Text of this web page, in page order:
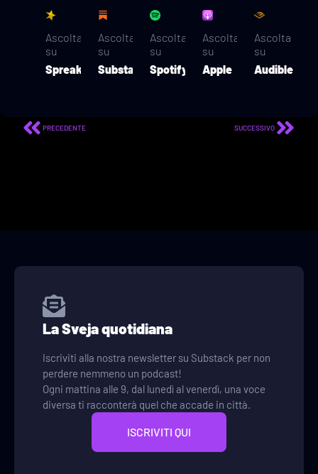
Ascolta
su
Spreaker
Ascolta
su
Substack
Ascolta
su
Spotify
Ascolta
su
Apple
Ascolta
su
Audible
PRECEDENTE SUCCESSIVO
La Sveja quotidiana
Iscriviti alla nostra newsletter su Substack per non
perdere nemmeno un podcast!
Ogni mattina alle 9, dal lunedì al venerdì, una voce
diversa ti racconterà quel che accade in città.
ISCRIVITI QUI